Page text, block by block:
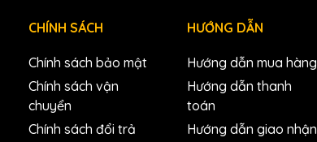
CHÍNH SÁCH
Chính sách bảo mật
Chính sách vận
chuyển
Chính sách đổi trả
HƯỚNG DẪN
Hướng dẫn mua hàng
Hướng dẫn thanh
toán
Hướng dẫn giao nhận